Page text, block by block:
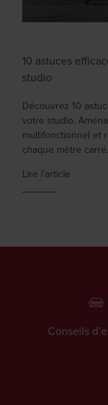
10 astuces
studio
Découvrez 10
votre studio.
multifonctionnel et
chaque mètre carré.
Lire l'article
Conseils